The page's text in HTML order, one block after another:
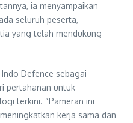
ia menyampaikan
seluruh peserta,
yang telah mendukung
Defence sebagai
pertahanan untuk
terkini. “Pameran ini
kerja sama dan